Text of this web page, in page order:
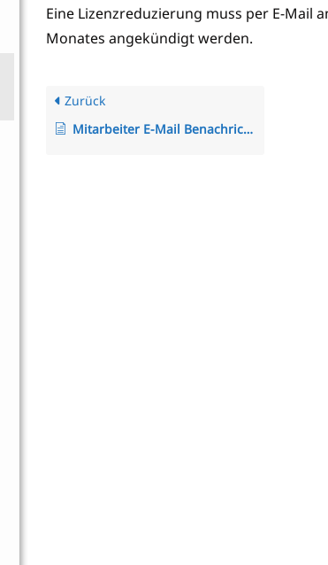
Eine Lizenzreduzierung muss per E-Mail
Monates angekündigt werden.
Zurück
Mitarbeiter E-Mail Benachrichtigung Konfiguration